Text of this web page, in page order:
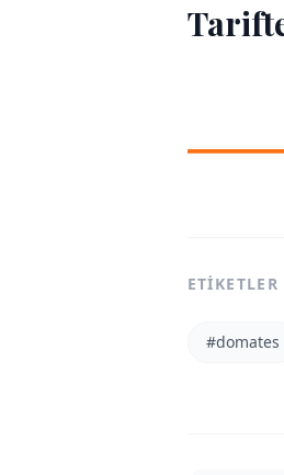
ETIKETLER
#domates